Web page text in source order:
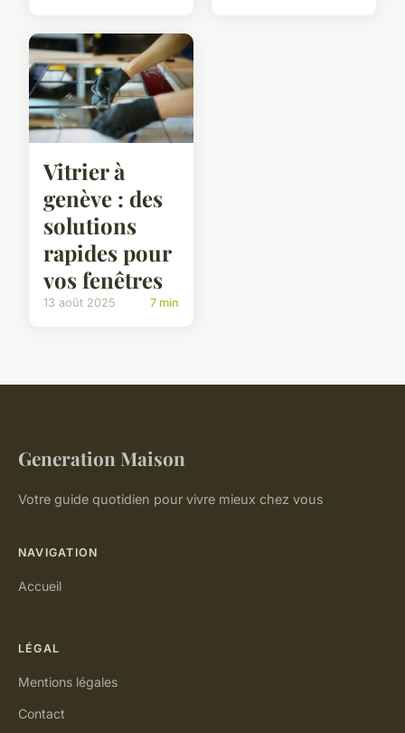
Vitrier à
genève : des
solutions
rapides pour
vos fenêtres
13 août 2025 7 min
Generation Maison
Votre guide quotidien pour vivre mieux chez vous
NAVIGATION
Accueil
LÉGAL
Mentions légales
Contact